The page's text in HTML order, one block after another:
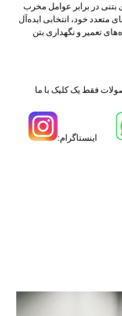
در برابر عوامل مخرب
متعدد خود، انتخابی ایده‌آل
تعمیر و نگهداری بتن
فقط یک کلیک با ما
اینستاگرام: